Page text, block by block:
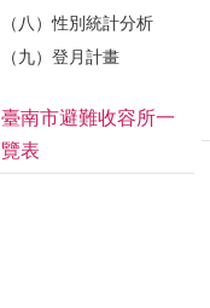
（八）性別統計分析
（九）登月計畫
臺南市避難收容所一
覽表